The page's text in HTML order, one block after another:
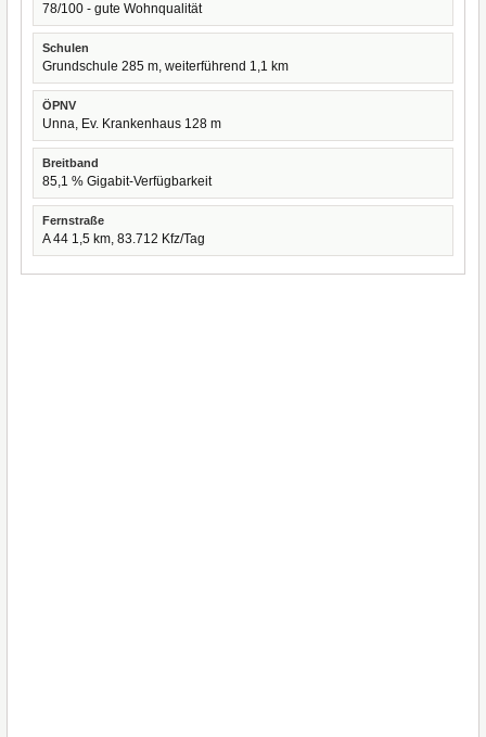
78/100 - gute Wohnqualität
Schulen
Grundschule 285 m, weiterführend 1,1 km
ÖPNV
Unna, Ev. Krankenhaus 128 m
Breitband
85,1 % Gigabit-Verfügbarkeit
Fernstraße
A 44 1,5 km, 83.712 Kfz/Tag